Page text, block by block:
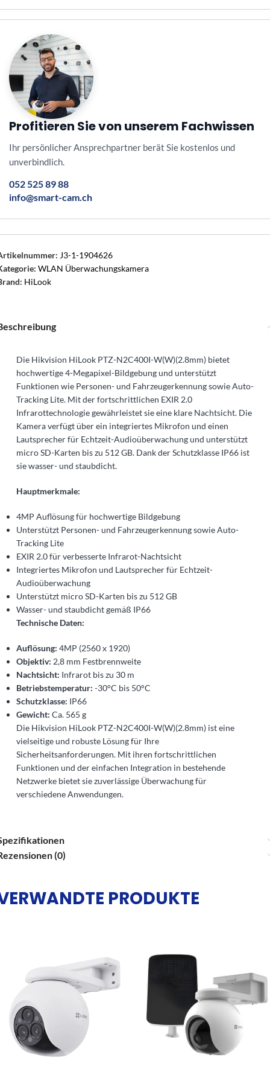
Profitieren Sie von unserem Fachwissen
Ihr persönlicher Ansprechpartner berät Sie kostenlos und
unverbindlich.
052 525 89 88
info@smart-cam.ch
J3-1-1904626
WLAN Überwachungskamera
HiLook
Die Hikvision HiLook PTZ-N2C400I-W(W)(2.8mm) bietet
hochwertige 4-Megapixel-Bildgebung und unterstützt
Funktionen wie Personen- und Fahrzeugerkennung sowie Auto-
Tracking Lite. Mit der fortschrittlichen EXIR 2.0
Infrarottechnologie gewährleistet sie eine klare Nachtsicht. Die
Kamera verfügt über ein integriertes Mikrofon und einen
Lautsprecher für Echtzeit-Audioüberwachung und unterstützt
micro SD-Karten bis zu 512 GB. Dank der Schutzklasse IP66 ist
sie wasser- und staubdicht.
Hauptmerkmale:
4MP Auflösung für hochwertige Bildgebung
Unterstützt Personen- und Fahrzeugerkennung sowie Auto-
Tracking Lite
EXIR 2.0 für verbesserte Infrarot-Nachtsicht
Integriertes Mikrofon und Lautsprecher für Echtzeit-
Audioüberwachung
Unterstützt micro SD-Karten bis zu 512 GB
Wasser- und staubdicht gemäß IP66
Technische Daten:
Auflösung: 4MP (2560 x 1920)
Objektiv: 2,8 mm Festbrennweite
Nachtsicht: Infrarot bis zu 30 m
Betriebstemperatur: -30°C bis 50°C
Schutzklasse: IP66
Gewicht: Ca. 565 g
Die Hikvision HiLook PTZ-N2C400I-W(W)(2.8mm) ist eine
vielseitige und robuste Lösung für Ihre
Sicherheitsanforderungen. Mit ihren fortschrittlichen
Funktionen und der einfachen Integration in bestehende
Netzwerke bietet sie zuverlässige Überwachung für
verschiedene Anwendungen.
(0)
PRODUKTE